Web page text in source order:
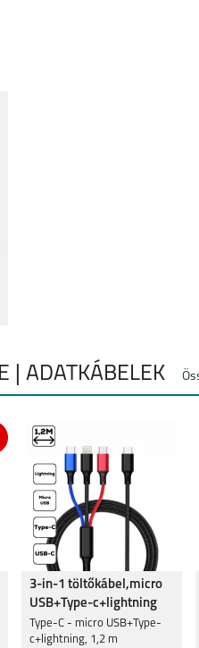
| ADATKÁBELEK
3-in-1 töltőkábel,micro
USB+Type-c+lightning
Type-C - micro USB+Type-
c+lightning, 1,2 m